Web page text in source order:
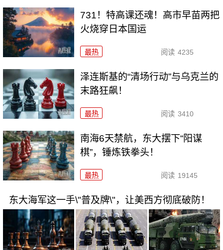
731！特高课还魂！高市早苗两把
火烧穿日本国运
最热 阅读 4235
泽连斯基的“清场行动”与乌克兰的
末路狂飙！
最热 阅读 3410
南海6天禁航，东大摆下“阳谋
棋”，锤炼铁拳头！
最热 阅读 19145
东大海军这一手\"普及牌\"，让美西方彻底破防！